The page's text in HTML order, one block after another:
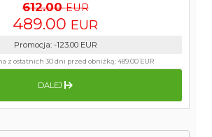
612.00 EUR
489.00 EUR
Promocja: -123.00 EUR
z ostatnich 30 dni przed obniżką:489.00 EUR
DALEJ